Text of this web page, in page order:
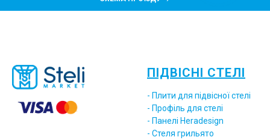
ПІДВІСНІ СТЕЛІ
- Плити для підвісної стелі
- Профіль для стелі
- Панелі Heradesign
- Стеля грильято